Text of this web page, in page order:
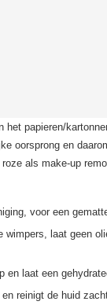
papieren/
oorsprong en
als make-up
voor een
laat geen
laat een
reinigt de huid